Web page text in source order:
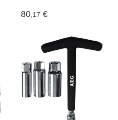
allume cigare ou
batterie - AEG - Carré
80,17 €